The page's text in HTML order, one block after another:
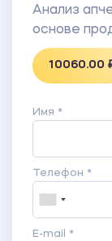
Анализ
основе
10060.00
Имя *
Телефон *
E-mail *